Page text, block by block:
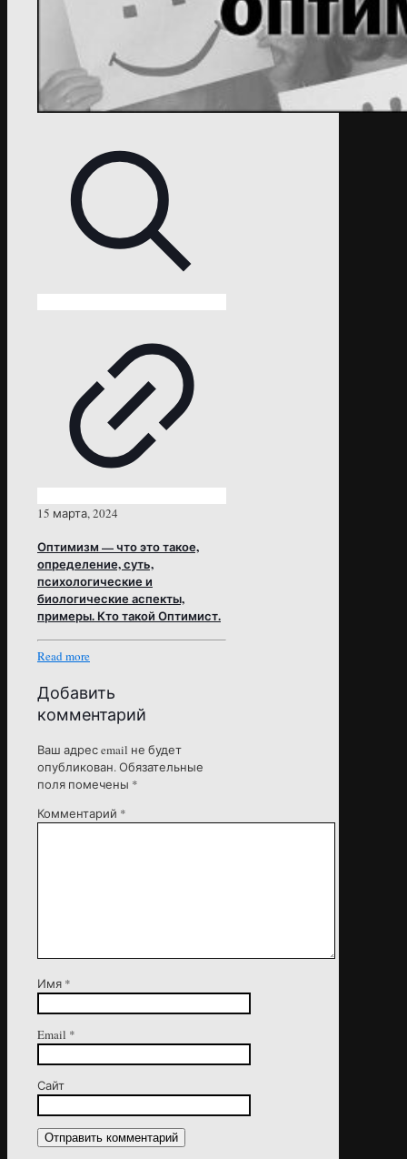
15 марта, 2024
Оптимизм — что это такое,
определение, суть,
психологические и
биологические аспекты,
примеры. Кто такой Оптимист.
Read more
Добавить
комментарий
Ваш адрес email не будет
опубликован.Обязательные
поля помечены *
Комментарий *
Имя *
Email *
Сайт